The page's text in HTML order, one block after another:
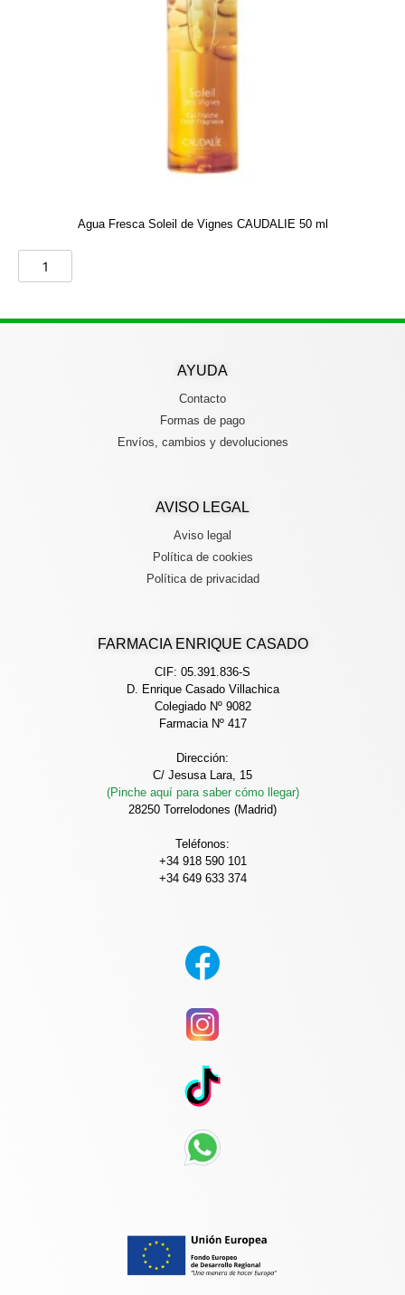
Agua Fresca Soleil de Vignes CAUDALIE 50 ml
FARMACIA ENRIQUE CASADO
CIF: 05.391.836-S
D. Enrique Casado Villachica
Colegiado Nº 9082
Farmacia Nº 417
Dirección:
C/ Jesusa Lara, 15
(Pinche aquí para saber cómo llegar)
28250 Torrelodones (Madrid)
Teléfonos:
+34 918 590 101
+34 649 633 374
AVISO LEGAL
Aviso legal
Política de cookies
Política de privacidad
AYUDA
Contacto
Formas de pago
Envíos, cambios y devoluciones